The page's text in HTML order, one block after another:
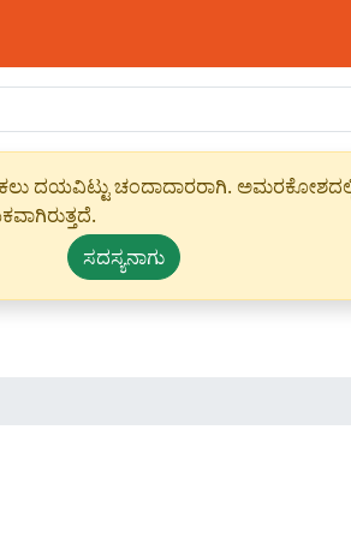
ದಯವಿಟ್ಟು ಚಂದಾದಾರರಾಗಿ. ಅಮರಕೋಶದಲ್ಲಿ
ಸದಸ್ಯನಾಗು